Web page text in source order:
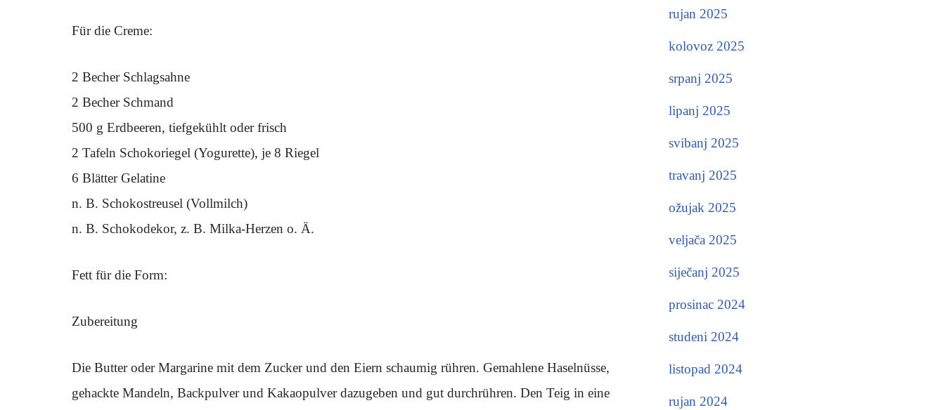
Für die Creme:
2 Becher Schlagsahne
2 Becher Schmand
500 g Erdbeeren, tiefgekühlt oder frisch
2 Tafeln Schokoriegel (Yogurette), je 8 Riegel
6 Blätter Gelatine
n. B. Schokostreusel (Vollmilch)
n. B. Schokodekor, z. B. Milka-Herzen o. Ä.
Fett für die Form:
Zubereitung
Die Butter oder Margarine mit dem Zucker und den Eiern schaumig rühren. Gemahlene Haselnüsse,
gehackte Mandeln, Backpulver und Kakaopulver dazugeben und gut durchrühren. Den Teig in eine
rujan 2025
kolovoz 2025
srpanj 2025
lipanj 2025
svibanj 2025
travanj 2025
ožujak 2025
veljača 2025
siječanj 2025
prosinac 2024
studeni 2024
listopad 2024
rujan 2024